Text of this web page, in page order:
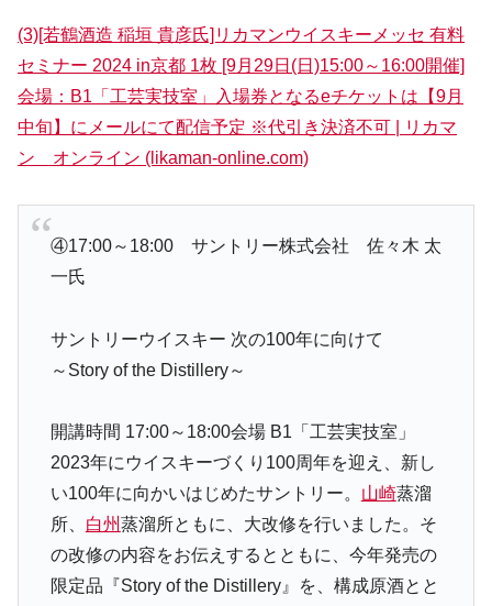
(3)[若鶴酒造 稲垣 貴彦氏]リカマンウイスキーメッセ 有料
セミナー 2024 in京都 1枚 [9月29日(日)15:00～16:00開催]
会場：B1「工芸実技室」入場券となるeチケットは【9月
中旬】にメールにて配信予定 ※代引き決済不可 | リカマ
ン オンライン (likaman-online.com)
④17:00～18:00 サントリー株式会社 佐々木 太
一氏
サントリーウイスキー 次の100年に向けて
～Story of the Distillery～
開講時間 17:00～18:00会場 B1「工芸実技室」
2023年にウイスキーづくり100周年を迎え、新し
い100年に向かいはじめたサントリー。 山崎蒸溜
所、 白州蒸溜所ともに、大改修を行いました。そ
の改修の内容をお伝えするとともに、今年発売の
限定品『Story of the Distillery』を、構成原酒とと